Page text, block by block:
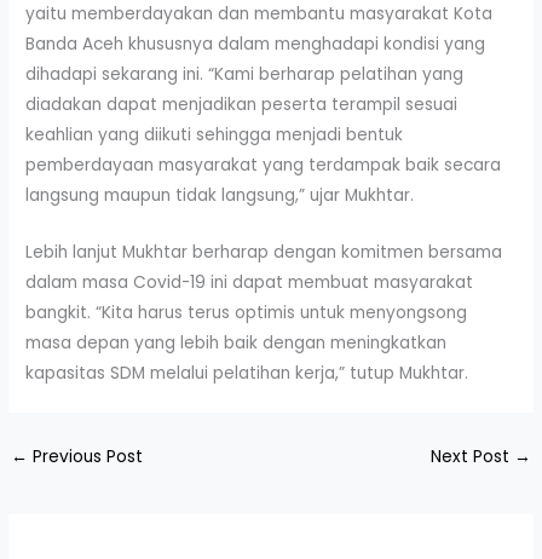
yaitu memberdayakan dan membantu masyarakat Kota
Banda Aceh khususnya dalam menghadapi kondisi yang
dihadapi sekarang ini. “Kami berharap pelatihan yang
diadakan dapat menjadikan peserta terampil sesuai
keahlian yang diikuti sehingga menjadi bentuk
pemberdayaan masyarakat yang terdampak baik secara
langsung maupun tidak langsung,” ujar Mukhtar.
Lebih lanjut Mukhtar berharap dengan komitmen bersama
dalam masa Covid-19 ini dapat membuat masyarakat
bangkit. “Kita harus terus optimis untuk menyongsong
masa depan yang lebih baik dengan meningkatkan
kapasitas SDM melalui pelatihan kerja,” tutup Mukhtar.
← Previous Post Next Post →